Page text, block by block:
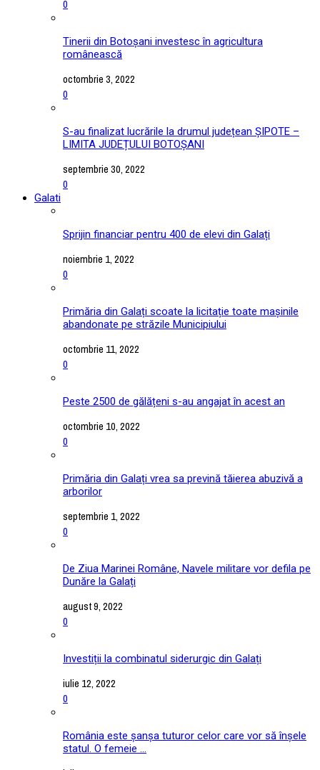
0
Tinerii din Botoșani investesc în agricultura
românească
octombrie 3, 2022
0
S-au finalizat lucrările la drumul județean ȘIPOTE –
LIMITA JUDEȚULUI BOTOȘANI
septembrie 30, 2022
0
Galati
Sprijin financiar pentru 400 de elevi din Galați
noiembrie 1, 2022
0
Primăria din Galați scoate la licitație toate mașinile
abandonate pe străzile Municipiului
octombrie 11, 2022
0
Peste 2500 de gălățeni s-au angajat în acest an
octombrie 10, 2022
0
Primăria din Galați vrea sa prevină tăierea abuzivă a
arborilor
septembrie 1, 2022
0
De Ziua Marinei Române, Navele militare vor defila pe
Dunăre la Galați
august 9, 2022
0
Investiții la combinatul siderurgic din Galați
iulie 12, 2022
0
România este șanșa tuturor celor care vor să înșele
statul. O femeie ...